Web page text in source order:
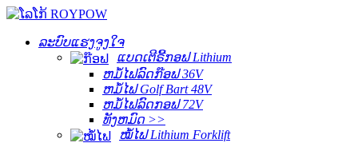
ລະບົບແຮງຈູງໃຈ
ແບດເຕີຣີ້ກອຟ Lithium
ຫມໍ້ໄຟລົດກ໊ອຟ 36V
ຫມໍ້ໄຟ Golf Bart 48V
ຫມໍ້ໄຟລົດກອຟ 72V
ທັງ​ຫມົດ >>
ໝໍ້ໄຟ Lithium Forklift